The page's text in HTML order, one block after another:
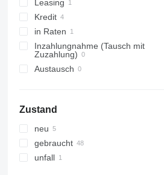
Leasing
Kredit
in Raten
Inzahlungnahme (Tausch mit
Zuzahlung)
Austausch
Zustand
neu
gebraucht
unfall